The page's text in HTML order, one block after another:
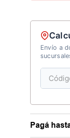
Envío a
Pagá